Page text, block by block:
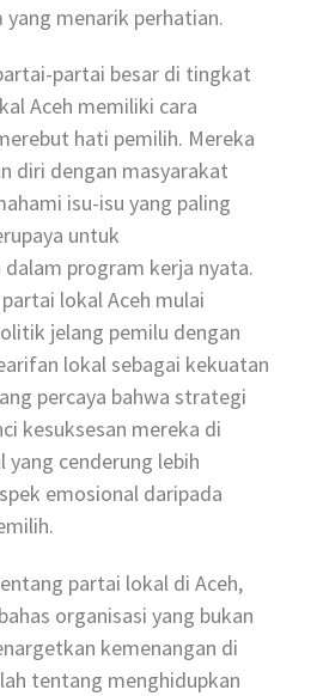
menarik perhatian.
partai besar di tingkat
Aceh memiliki cara
hati pemilih. Mereka
diri dengan masyarakat
isu-isu yang paling
untuk
program kerja nyata.
lokal Aceh mulai
jelang pemilu dengan
lokal sebagai kekuatan
percaya bahwa strategi
kesuksesan mereka di
cenderung lebih
emosional daripada
partai lokal di Aceh,
organisasi yang bukan
kemenangan di
tentang menghidupkan